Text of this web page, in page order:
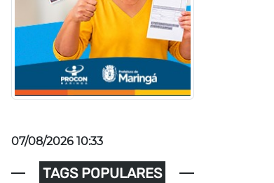
07/08/2026 10:33
TAGS POPULARES